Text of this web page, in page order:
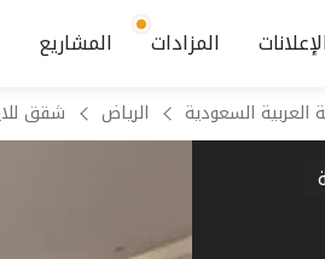
المزادات المشاريع
العربية السعودية الرياض